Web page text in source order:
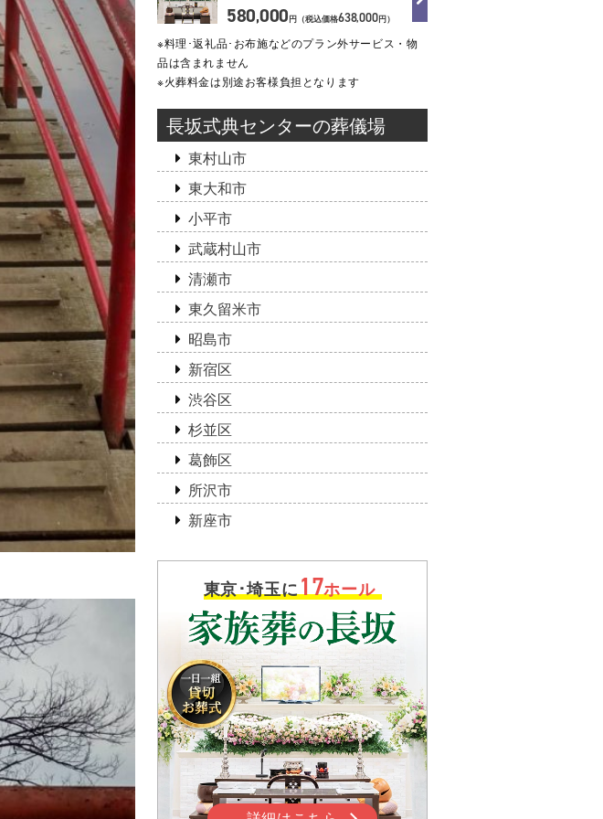
580,000円（税込価格638,000円）
※料理･返礼品･お布施などのプラン外サービス・物
品は含まれません
※火葬料金は別途お客様負担となります
長坂式典センターの葬儀場
東村山市
東大和市
小平市
武蔵村山市
清瀬市
東久留米市
昭島市
新宿区
渋谷区
杉並区
葛飾区
所沢市
新座市
東京･埼玉に17ホール